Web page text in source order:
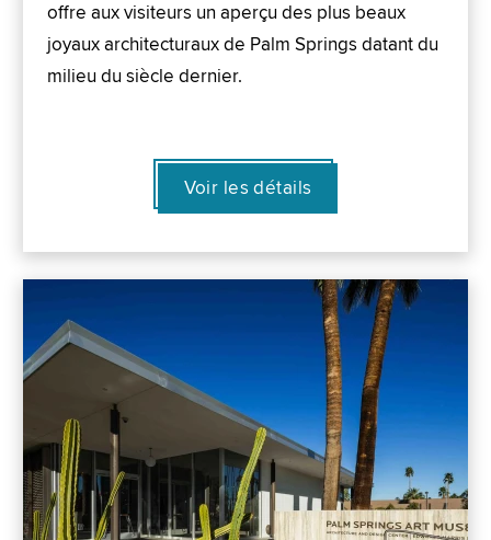
offre aux visiteurs un aperçu des plus beaux
joyaux architecturaux de Palm Springs datant du
milieu du siècle dernier.
Voir les détails